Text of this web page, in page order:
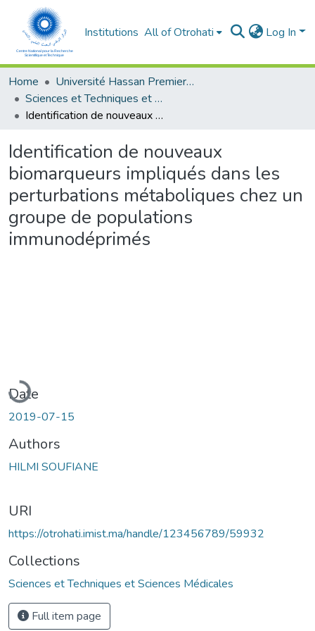
Institutions All of Otrohati Log In
Home
Université Hassan Premier- Settat
Sciences et Techniques et Sciences Médicales
Identification de nouveaux biomarqueurs impliqués dans les perturbations métaboliques chez un groupe de populations immunodéprimés
Identification de nouveaux
biomarqueurs impliqués dans les
perturbations métaboliques chez un
groupe de populations
immunodéprimés
Loading...
Date
2019-07-15
Authors
HILMI SOUFIANE
URI
https://otrohati.imist.ma/handle/123456789/59932
Collections
Sciences et Techniques et Sciences Médicales
Full item page